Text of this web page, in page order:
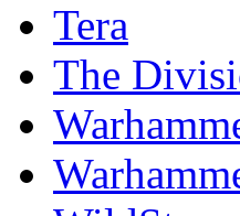
Tera
The